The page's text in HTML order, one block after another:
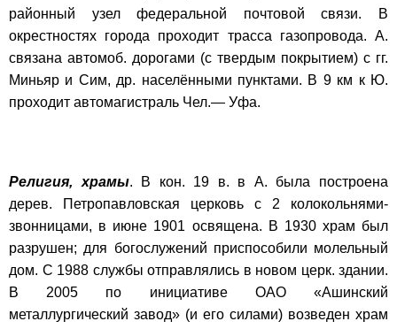
районный узел федеральной почтовой связи. В
окрестностях города проходит трасса газопровода. А.
связана автомоб. дорогами (с твердым покрытием) с гг.
Миньяр и Сим, др. населёнными пунктами. В 9 км к Ю.
проходит автомагистраль Чел.— Уфа.
Религия, храмы. В кон. 19 в. в А. была построена
дерев. Петропавловская церковь с 2 колокольнями-
звонницами, в июне 1901 освящена. В 1930 храм был
разрушен; для богослужений приспособили молельный
дом. С 1988 службы отправлялись в новом церк. здании.
В 2005 по инициативе ОАО «Ашинский
металлургический завод» (и его силами) возведен храм